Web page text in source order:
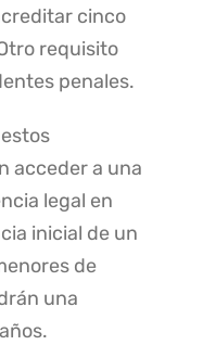
cinco
requisito
penales.
acceder a una
legal en
inicial de un
de
una